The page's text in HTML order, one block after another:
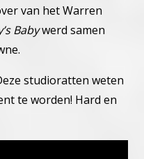
van het Warren
Babywerd samen
studioratten weten
te worden! Hard en